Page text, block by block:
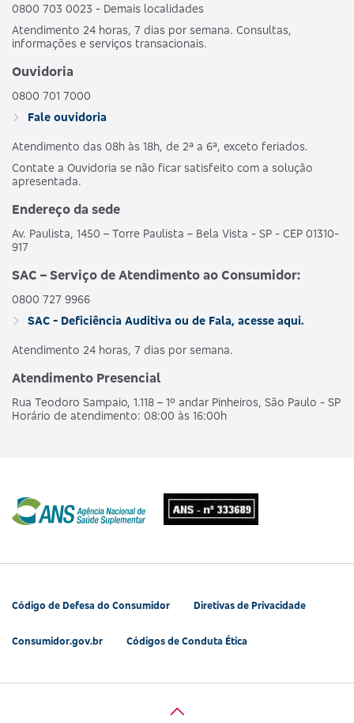
0800 703 0023 - Demais localidades
Atendimento 24 horas, 7 dias por semana. Consultas,
informações e serviços transacionais.
Ouvidoria
0800 701 7000
Fale ouvidoria
Atendimento das 08h às 18h, de 2ª a 6ª, exceto feriados.
Contate a Ouvidoria se não ficar satisfeito com a solução
apresentada.
Endereço da sede
Av. Paulista, 1450 – Torre Paulista – Bela Vista - SP - CEP 01310-
917
SAC – Serviço de Atendimento ao Consumidor:
0800 727 9966
SAC - Deficiência Auditiva ou de Fala, acesse aqui.
Atendimento 24 horas, 7 dias por semana.
Atendimento Presencial
Rua Teodoro Sampaio, 1.118 – 1º andar Pinheiros, São Paulo - SP
Horário de atendimento: 08:00 às 16:00h
Código de Defesa do Consumidor Diretivas de Privacidade
Consumidor.gov.br Códigos de Conduta Ética